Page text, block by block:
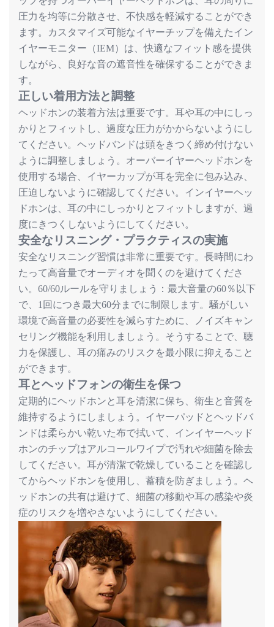
圧力を均等に分散させ、不快感を軽減することができ
ます。カスタマイズ可能なイヤーチップを備えたイン
イヤーモニター（IEM）は、快適なフィット感を提供
しながら、良好な音の遮音性を確保することができま
す。
正しい着用方法と調整
ヘッドホンの装着方法は重要です。耳や耳の中にしっ
かりとフィットし、過度な圧力がかからないようにし
てください。ヘッドバンドは頭をきつく締め付けない
ように調整しましょう。オーバーイヤーヘッドホンを
使用する場合、イヤーカップが耳を完全に包み込み、
圧迫しないように確認してください。インイヤーヘッ
ドホンは、耳の中にしっかりとフィットしますが、過
度にきつくしないようにしてください。
安全なリスニング・プラクティスの実施
安全なリスニング習慣は非常に重要です。長時間にわ
たって高音量でオーディオを聞くのを避けてくださ
い。 60/60ルールを守りましょう：最大音量の60％以下
で、
1 回につき最大60分までに制限します。騒がしい
環境で高音量の必要性を減らすために、ノイズキャン
セリング機能を利用しましょう。そうすることで、聴
力を保護し、耳の痛みのリスクを最小限に抑えること
ができます。
耳とヘッドフォンの衛生を保つ
定期的にヘッドホンと耳を清潔に保ち、衛生と音質を
維持するようにしましょう。イヤーパッドとヘッドバ
ンドは柔らかい乾いた布で拭いて、インイヤーヘッド
ホンのチップはアルコールワイプで汚れや細菌を除去
してください。耳が清潔で乾燥していることを確認し
てからヘッドホンを使用し、蓄積を防ぎましょう。ヘ
ッドホンの共有は避けて、細菌の移動や耳の感染や炎
症のリスクを増やさないようにしてください。